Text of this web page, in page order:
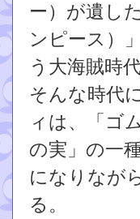
ー）が遺し
ンピース）
う大海賊時代
そんな時代
ィは、「ゴ
の実」の一
になりなが
る。